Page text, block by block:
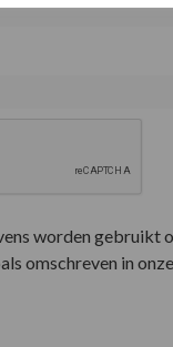
worden gebruikt
omschreven in onze